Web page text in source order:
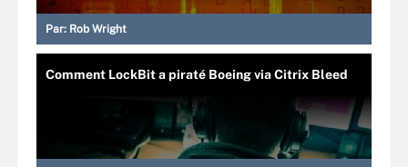
Par: Rob Wright
Comment LockBit a piraté Boeing via Citrix Bleed